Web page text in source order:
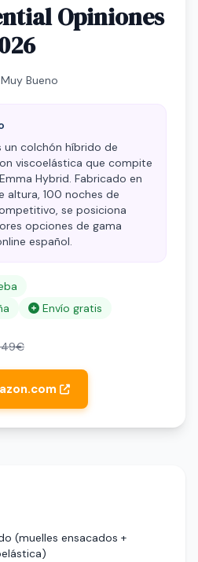
Opiniones
Bueno
un colchón híbrido de
viscoelástica que compite
Hybrid. Fabricado en
altura, 100 noches de
se posiciona
opciones de gama
español.
Envío gratis
(muelles ensacados +